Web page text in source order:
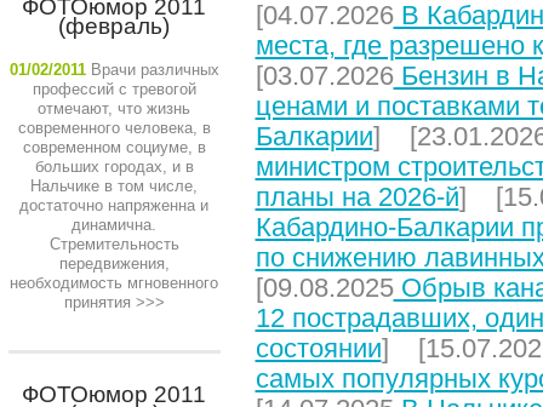
ФОТОюмор 2011
(февраль)
01/02/2011 Врачи различных
профессий с тревогой
отмечают, что жизнь
современного человека, в
современном социуме, в
больших городах, и в
Нальчике в том числе,
достаточно напряженна и
динамична.
Стремительность
передвижения,
необходимость мгновенного
принятия >>>
ФОТОюмор 2011
[04.07.2026В
места, где разрешено
[03.07.2026Бензин в
ценами и поставками
Балкарии]
министром
планы на 2026-й]
Кабардино-Балкарии
по снижению
[09.08.2025Обрыв
12 пострадавших,
состоянии]
самых популярных